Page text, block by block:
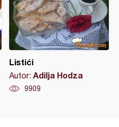
Listići
Autor: Adilja Hodza
9909